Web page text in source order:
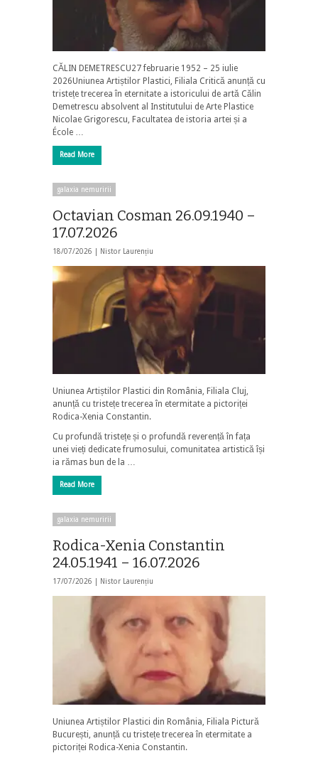
CĂLIN DEMETRESCU27 februarie 1952 – 25 iulie
2026Uniunea Artiștilor Plastici, Filiala Critică anunță cu
tristețe trecerea în eternitate a istoricului de artă Călin
Demetrescu absolvent al Institutului de Arte Plastice
Nicolae Grigorescu, Facultatea de istoria artei și a
École …
Read More
galaxia nemuririi
Octavian Cosman 26.09.1940 –
17.07.2026
18/07/2026 | Nistor Laurențiu
Uniunea Artiștilor Plastici din România, Filiala Cluj,
anunță cu tristețe trecerea în etermitate a pictoriței
Rodica-Xenia Constantin.
Cu profundă tristețe și o profundă reverență în fața
unei vieți dedicate frumosului, comunitatea artistică își
ia rămas bun de la …
Read More
galaxia nemuririi
Rodica-Xenia Constantin
24.05.1941 – 16.07.2026
17/07/2026 | Nistor Laurențiu
Uniunea Artiștilor Plastici din România, Filiala Pictură
București, anunță cu tristețe trecerea în etermitate a
pictoriței Rodica-Xenia Constantin.